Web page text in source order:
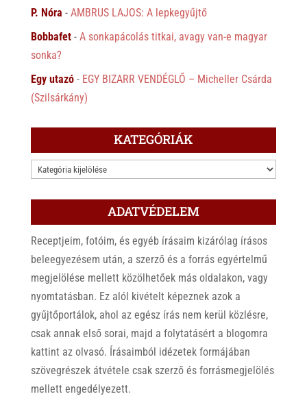
P. Nóra - AMBRUS LAJOS: A lepkegyűjtő
Bobbafet- A sonkapácolás titkai, avagy van-e magyar
sonka?
Egy utazó- EGY BIZARR VENDÉGLŐ – Micheller Csárda
(Szilsárkány)
KATEGÓRIÁK
KATEGÓRIÁK
ADATVÉDELEM
Receptjeim, fotóim, és egyéb írásaim kizárólag írásos
beleegyezésem után, a szerző és a forrás egyértelmű
megjelölése mellett közölhetőek más oldalakon, vagy
nyomtatásban. Ez alól kivételt képeznek azok a
gyűjtőportálok, ahol az egész írás nem kerül közlésre,
csak annak első sorai, majd a folytatásért a blogomra
kattint az olvasó. Írásaimból idézetek formájában
szövegrészek átvétele csak szerző és forrásmegjelölés
mellett engedélyezett.